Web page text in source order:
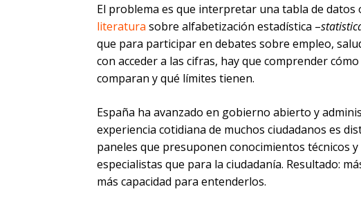
El problema es que interpretar una tabla de datos
literatura sobre alfabetización estadística –
que para participar en debates sobre empleo,
con acceder a las cifras, hay que comprender
comparan y qué límites tienen.
España ha avanzado en gobierno abierto y
experiencia cotidiana de muchos ciudadanos es
paneles que presuponen conocimientos técnicos
especialistas que para la ciudadanía. Resultado:
más capacidad para entenderlos.